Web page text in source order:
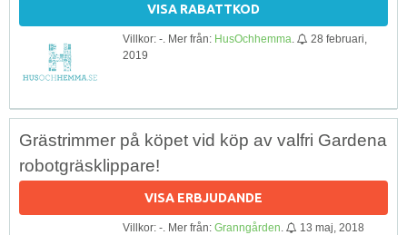
VISA RABATTKOD
Villkor: -. Mer från: HusOchhemma
28 februari,
2019
Grästrimmer på köpet vid köp av valfri Gardena
robotgräsklippare!
VISA ERBJUDANDE
Villkor: -. Mer från: Granngården 13 maj, 2018